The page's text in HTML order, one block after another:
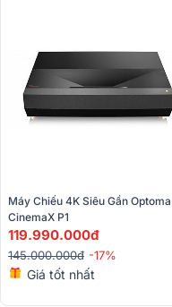
Máy Chiếu 4K Siêu Gần Optoma
119.990.000đ
145.000.000đ -17%
Giá tốt nhất